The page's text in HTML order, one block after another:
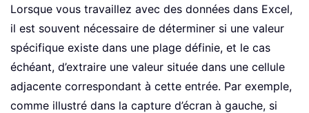
Lorsque vous travaillez avec des données dans Excel,
il est souvent nécessaire de déterminer si une valeur
spécifique existe dans une plage définie, et le cas
échéant, d’extraire une valeur située dans une cellule
adjacente correspondant à cette entrée. Par exemple,
comme illustré dans la capture d’écran à gauche, si